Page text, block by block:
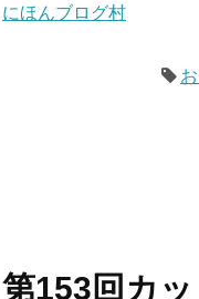
にほんブログ村
第153回カ